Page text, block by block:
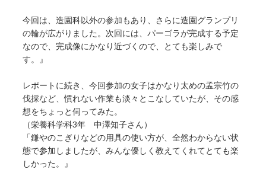
今回は、造園科以外の参加もあり、さらに造園グランプリ
の輪が広がりました。次回には、パーゴラが完成する予定
なので、完成像にかなり近づくので、とても楽しみで
す。』
レポートに続き、今回参加の女子はかなり太めの孟宗竹の
伐採など、慣れない作業も淡々とこなしていたが、その感
想をちょっと伺ってみた。
（栄養科学科3年 中澤知子さん）
「鎌やのこぎりなどの用具の使い方が、全然わからない状
態で参加しましたが、みんな優しく教えてくれてとても楽
しかった。』